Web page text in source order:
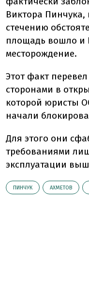
Виктора Пинчука,
стечению
площадь вошло и
месторождение.
Этот факт
сторонами в
которой юристы
начали
Для этого они
требованиями
эксплуатации
ПИНЧУК АХМЕТОВ